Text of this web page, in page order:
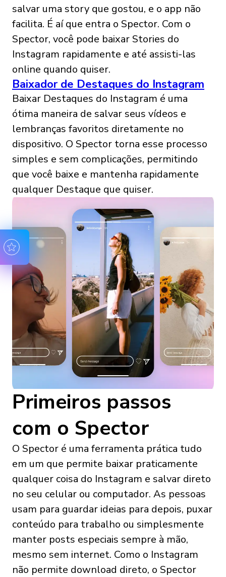
salvar uma story que gostou, e o app não
facilita. É aí que entra o Spector. Com o
Spector, você pode baixar Stories do
Instagram rapidamente e até assisti-las
online quando quiser.
Baixador de Destaques do Instagram
Baixar Destaques do Instagram é uma
ótima maneira de salvar seus vídeos e
lembranças favoritos diretamente no
dispositivo. O Spector torna esse processo
simples e sem complicações, permitindo
que você baixe e mantenha rapidamente
qualquer Destaque que quiser.
Primeiros passos
com o Spector
O Spector é uma ferramenta prática tudo
em um que permite baixar praticamente
qualquer coisa do Instagram e salvar direto
no seu celular ou computador. As pessoas
usam para guardar ideias para depois, puxar
conteúdo para trabalho ou simplesmente
manter posts especiais sempre à mão,
mesmo sem internet. Como o Instagram
não permite download direto, o Spector